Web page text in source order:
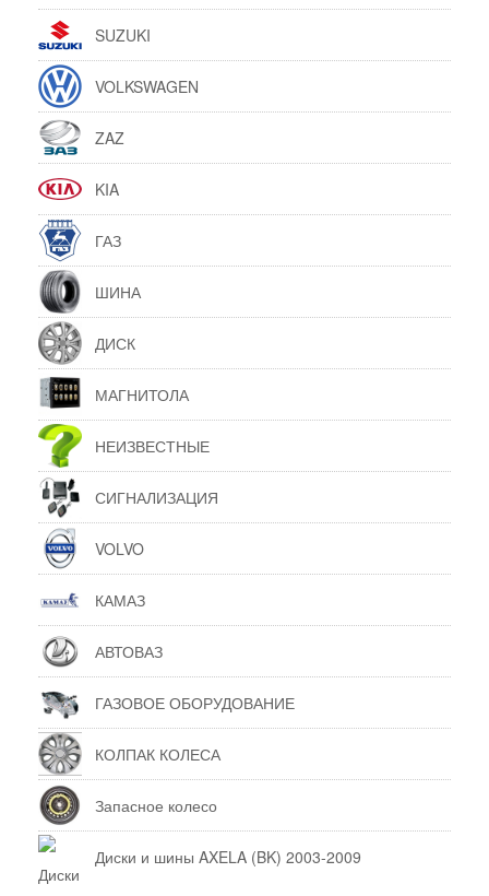
SUZUKI
VOLKSWAGEN
ZAZ
KIA
ГАЗ
ШИНА
ДИСК
МАГНИТОЛА
НЕИЗВЕСТНЫЕ
СИГНАЛИЗАЦИЯ
VOLVO
КАМАЗ
АВТОВАЗ
ГАЗОВОЕ ОБОРУДОВАНИЕ
КОЛПАК КОЛЕСА
Запасное колесо
Диски и шины AXELA (BK) 2003-2009